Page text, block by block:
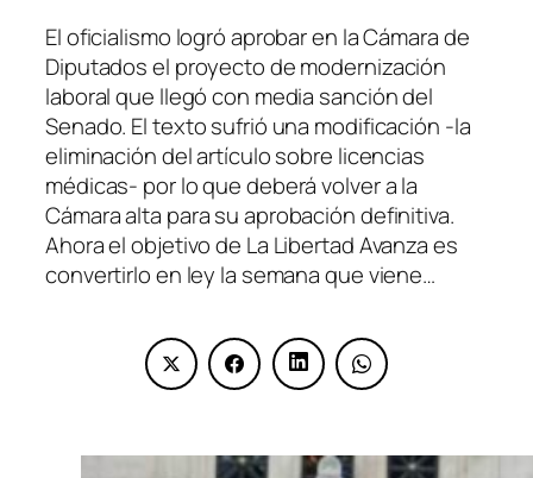
El oficialismo logró aprobar en la Cámara de
Diputados el proyecto de modernización
laboral que llegó con media sanción del
Senado. El texto sufrió una modificación -la
eliminación del artículo sobre licencias
médicas- por lo que deberá volver a la
Cámara alta para su aprobación definitiva.
Ahora el objetivo de La Libertad Avanza es
convertirlo en ley la semana que viene…